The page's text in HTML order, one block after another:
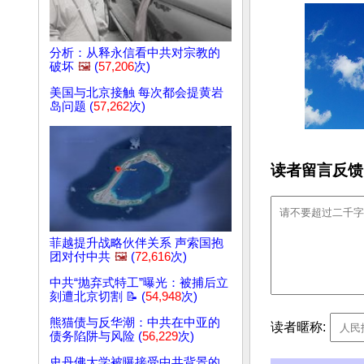
分析：从释永信看中共对宗教的
破坏 🖼️ (57,206次)
美国与北京接触 每次都会提黄岩
岛问题 (57,262次)
菲越提升战略伙伴关系 声索国抱
团对付中共 🖼️ (72,616次)
中共“抛弃式特工”曝光：被捕后立
刻遭北京切割 📝 (54,948次)
熊猫债与反华潮：中共在中亚的
债务陷阱与风险 (56,229次)
读者留言反
读者暱称: